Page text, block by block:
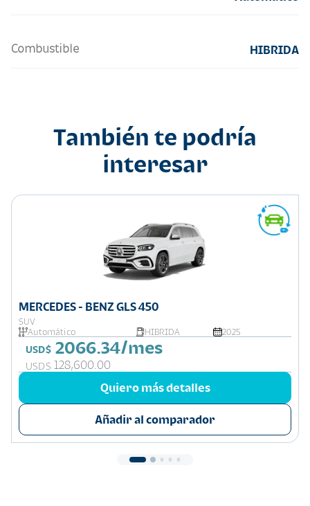
Combustible HIBRIDA
También te podría
interesar
MERCEDES - BENZ GLS 450
SUV
Automático
HIBRIDA 2025
USD$ 2066.34/mes
USD$ 128,600.00
Quiero más detalles
Añadir al comparador